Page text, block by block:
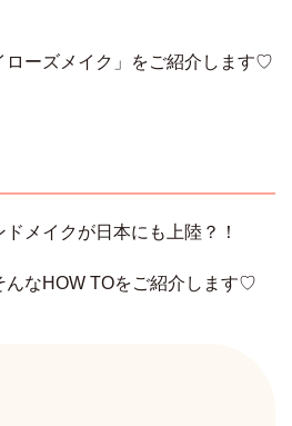
ローズメイク」をご紹介します♡
メイクが日本にも上陸？！
なHOW TOをご紹介します♡